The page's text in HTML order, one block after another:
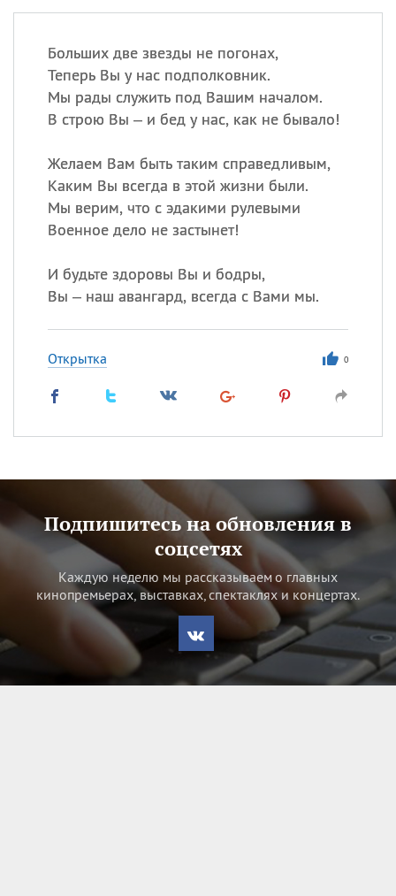
Больших две звезды не погонах,
Теперь Вы у нас подполковник.
Мы рады служить под Вашим началом.
В строю Вы – и бед у нас, как не бывало!
Желаем Вам быть таким справедливым,
Каким Вы всегда в этой жизни были.
Мы верим, что с эдакими рулевыми
Военное дело не застынет!
И будьте здоровы Вы и бодры,
Вы – наш авангард, всегда с Вами мы.
Открытка 0
Подпишитесь на обновления в
соцсетях
Каждую неделю мы рассказываем о главных
кинопремьерах, выставках, спектаклях и концертах.